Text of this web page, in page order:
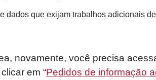
dados que exijam trabalhos adicionais
novamente, você precisa
em “Pedidos de informação